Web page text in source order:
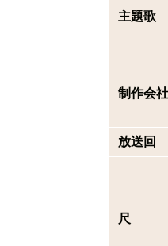
主題歌
制作会社
放送回
尺